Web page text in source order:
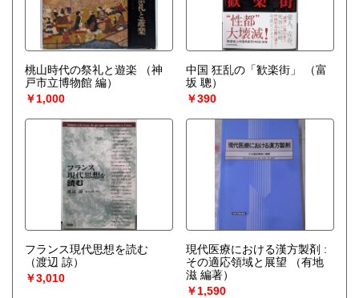
桃山時代の祭礼と遊楽
（神
戸市立博物館 編）
￥1,000
中国 狂乱の「歓楽街」
（富
坂 聰）
￥390
フランス現代思想を読む
（渡辺 諒）
￥3,010
現代医療における漢方製剤 :
その適応領域と展望
（有地
滋 編著）
￥1,590